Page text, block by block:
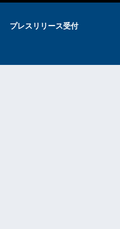
プレスリリース受付